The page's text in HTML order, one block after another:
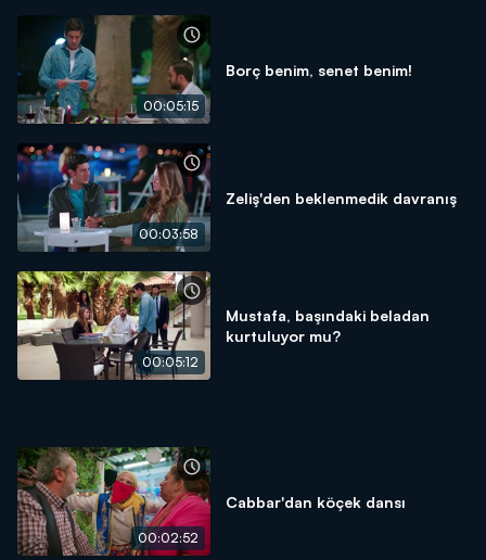
00:05:15
Borç benim, senet benim!
00:03:58
Zeliş'den beklenmedik davranış
00:05:12
Mustafa, başındaki beladan
kurtuluyor mu?
00:02:52
Cabbar'dan köçek dansı